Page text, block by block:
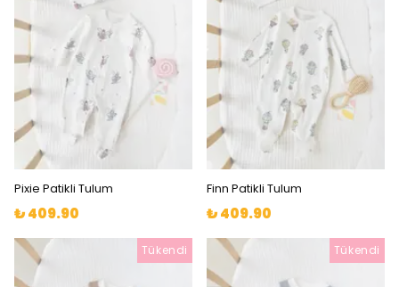
Pixie Patikli Tulum
₺ 409.90
Finn Patikli Tulum
₺ 409.90
Tükendi Tükendi